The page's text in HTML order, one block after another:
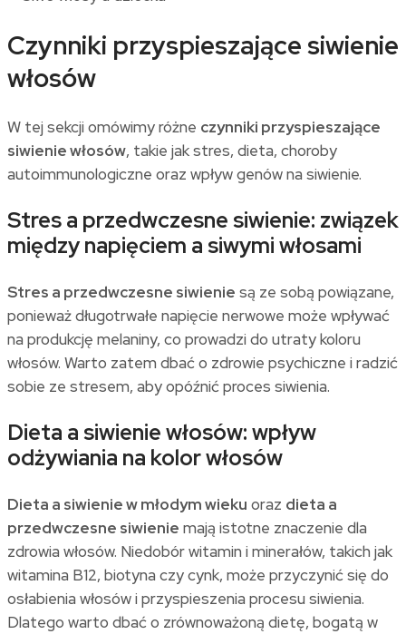
Czynniki przyspieszające siwienie
włosów
W tej sekcji omówimy różne czynniki przyspieszające
siwienie włosów, takie jak stres, dieta, choroby
autoimmunologiczne oraz wpływ genów na siwienie.
Stres a przedwczesne siwienie: związek
między napięciem a siwymi włosami
Stres a przedwczesne siwienie są ze sobą powiązane,
ponieważ długotrwałe napięcie nerwowe może wpływać
na produkcję melaniny, co prowadzi do utraty koloru
włosów. Warto zatem dbać o zdrowie psychiczne i radzić
sobie ze stresem, aby opóźnić proces siwienia.
Dieta a siwienie włosów: wpływ
odżywiania na kolor włosów
Dieta a siwienie w młodym wieku oraz dieta a
przedwczesne siwienie mają istotne znaczenie dla
zdrowia włosów. Niedobór witamin i minerałów, takich jak
witamina B12, biotyna czy cynk, może przyczynić się do
osłabienia włosów i przyspieszenia procesu siwienia.
Dlatego warto dbać o zrównoważoną dietę, bogatą w